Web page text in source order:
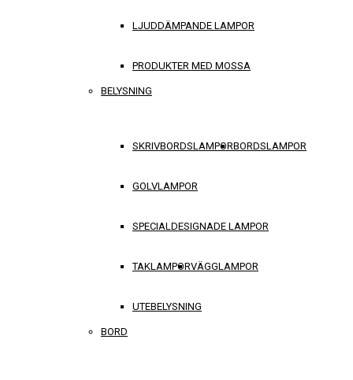
LJUDDÄMPANDE LAMPOR
PRODUKTER MED MOSSA
BELYSNING
SKRIVBORDSLAMPORBORDSLAMPOR
GOLVLAMPOR
SPECIALDESIGNADE LAMPOR
TAKLAMPORVÄGGLAMPOR
UTEBELYSNING
BORD